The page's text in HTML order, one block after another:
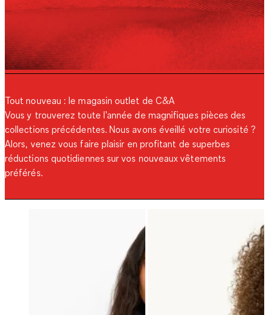
Tout nouveau : le magasin outlet de C&A
Vous y trouverez toute l’année de magnifiques pièces des
collections précédentes. Nous avons éveillé votre curiosité ?
Alors, venez vous faire plaisir en profitant de superbes
réductions quotidiennes sur vos nouveaux vêtements
préférés.